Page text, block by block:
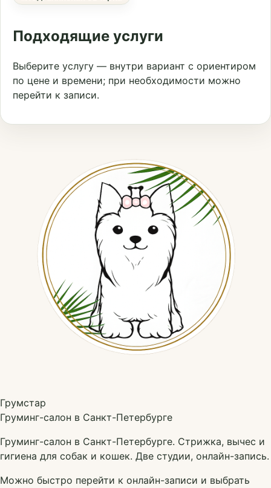
Подходящие услуги
Выберите услугу — внутри вариант с ориентиром
по цене и времени; при необходимости можно
перейти к записи.
Грумстар
Груминг-салон в Санкт-Петербурге
Груминг-салон в Санкт-Петербурге. Стрижка, вычес и
гигиена для собак и кошек. Две студии, онлайн-запись.
Можно быстро перейти к онлайн-записи и выбрать